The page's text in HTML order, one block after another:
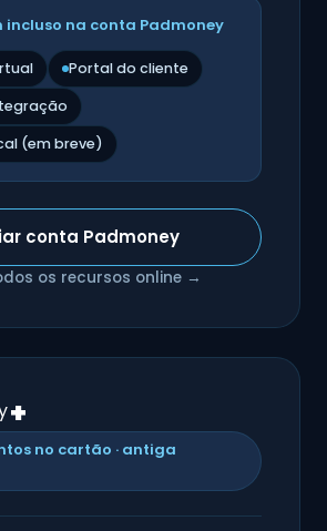
incluso na conta Padmoney
Portal do cliente
(em breve)
conta Padmoney
os recursos online →
+
no cartão · antiga